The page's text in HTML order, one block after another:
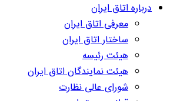
درباره اتاق ایران
معرفی اتاق ایران
ساختار اتاق ایران
هیئت رئیسه
هیئت نمایندگان اتاق ایران
شورای عالی نظارت